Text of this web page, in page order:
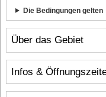
Über das Gebiet
Infos &
Die Bedingungen gelten